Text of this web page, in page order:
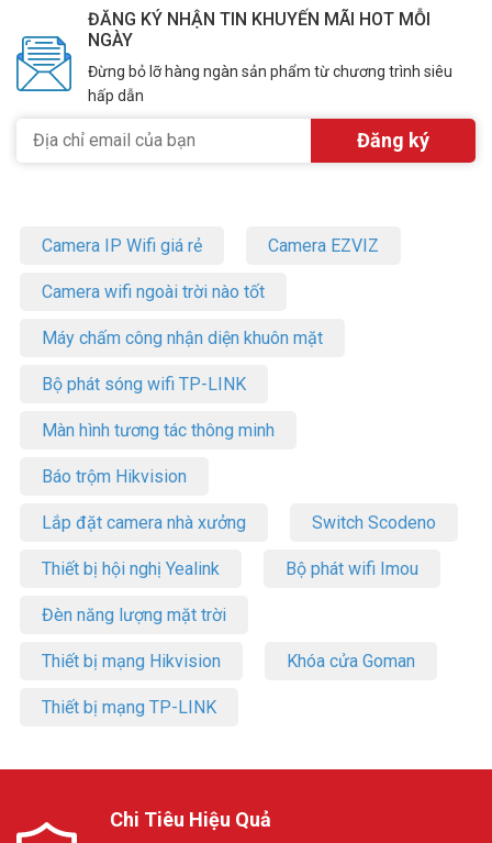
ĐĂNG KÝ NHẬN TIN KHUYẾN MÃI HOT MỖI
NGÀY
Đừng bỏ lỡ hàng ngàn sản phẩm từ chương trình siêu
hấp dẫn
Camera IP Wifi giá rẻ Camera EZVIZ
Camera wifi ngoài trời nào tốt
Máy chấm công nhận diện khuôn mặt
Bộ phát sóng wifi TP-LINK
Màn hình tương tác thông minh
Báo trộm Hikvision
Lắp đặt camera nhà xưởng Switch Scodeno
Thiết bị hội nghị Yealink Bộ phát wifi Imou
Đèn năng lượng mặt trời
Thiết bị mạng Hikvision Khóa cửa Goman
Thiết bị mạng TP-LINK
Chi Tiêu Hiệu Quả